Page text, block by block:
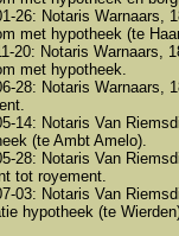
26: Notaris Warnaars,
met hypotheek (te
20: Notaris Warnaars,
met hypotheek.
28: Notaris Warnaars,
14: Notaris Van
(te Ambt Amelo).
28: Notaris Van
tot royement.
03: Notaris Van
hypotheek (te